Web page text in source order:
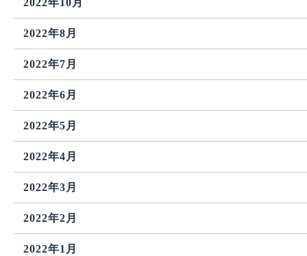
2022年10月
2022年8月
2022年7月
2022年6月
2022年5月
2022年4月
2022年3月
2022年2月
2022年1月